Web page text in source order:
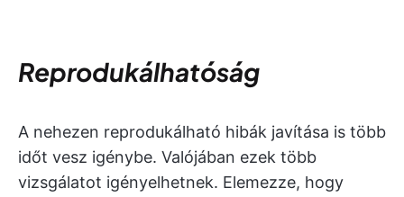
Reprodukálhatóság
A nehezen reprodukálható hibák javítása is több
időt vesz igénybe. Valójában ezek több
vizsgálatot igényelhetnek. Elemezze, hogy